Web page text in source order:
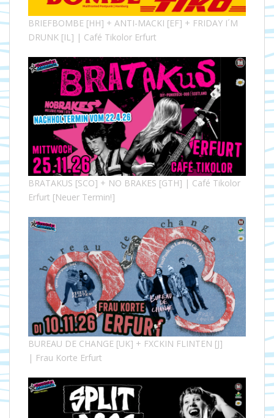
BRIEFBOMBE [HH] + ANTI-MACKI [EF] + FRIDAY I´M
DRUNK [IL] | Café Tikolor Erfurt
BRATAKUS [SCO] + NO BRAKES [GTH] | Café Tikolor
Erfurt [Neuer Termin!]
BUREAU DE CHANGE [UK] + FXCKIN FLINTEN [J]
| Frau Korte Erfurt